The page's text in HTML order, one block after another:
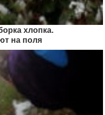
хлопка.
на поля